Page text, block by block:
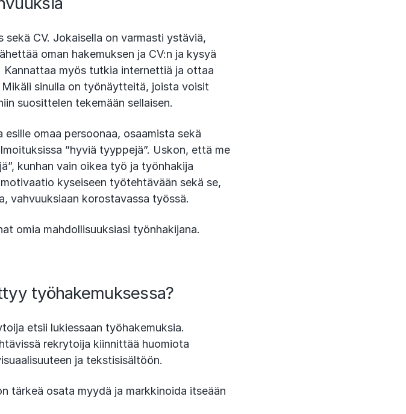
CV. Jokaisella on varmasti ystäviä,
oman hakemuksen ja CV:n ja kysyä
Kannattaa myös tutkia internettiä ja ottaa
sinulla on työnäytteitä, joista voisit
suosittelen tekemään sellaisen.
omaa persoonaa, osaamista sekä
”hyviä tyyppejä”. Uskon, että me
kunhan vain oikea työ ja työnhakija
kyseiseen työtehtävään sekä se,
vahvuuksiaan korostavassa työssä.
omia mahdollisuuksiasi työnhakijana.
työhakemuksessa?
etsii lukiessaan työhakemuksia.
rekrytoija kiinnittää huomiota
ja tekstisisältöön.
tärkeä osata myydä ja markkinoida itseään